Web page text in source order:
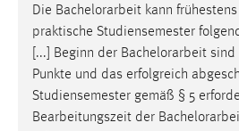
Die Bachelorarbeit kann
praktische Studiensemester
[...] Beginn der Bachelorarbeit sind
Punkte und das erfolgreich
Studiensemester gemäß § 5
Bearbeitungszeit der